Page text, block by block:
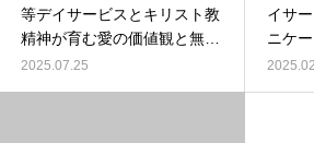
等デイサービスとキリスト教
精神が育む愛の価値観と無限
の可能性
2025.07.25
イサ
ニケ
生活